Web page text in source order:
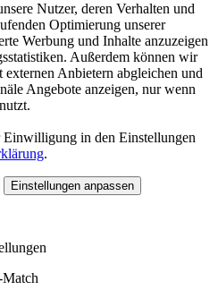
Nutzer, deren Verhalten und
Optimierung unserer
Werbung und Inhalte anzuzeigen
Außerdem können wir
externen Anbietern abgleichen und
Angebote anzeigen, nur wenn
in den Einstellungen
.
Einstellungen anpassen